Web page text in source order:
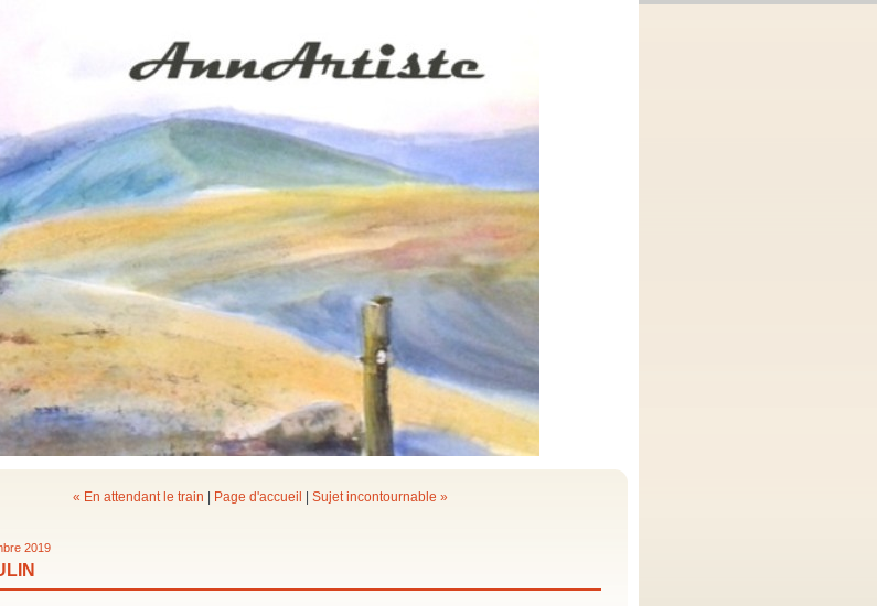
« En attendant le train Page d'accueil Sujet incontournable »
2019